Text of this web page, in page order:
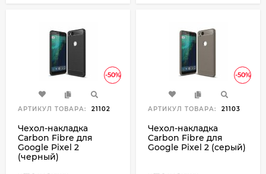
-50%
АРТИКУЛ ТОВАРА: 21102
Чехол-накладка
Carbon Fibre для
Google Pixel 2
(черный)
-50%
АРТИКУЛ ТОВАРА: 21103
Чехол-накладка
Carbon Fibre для
Google Pixel 2 (серый)